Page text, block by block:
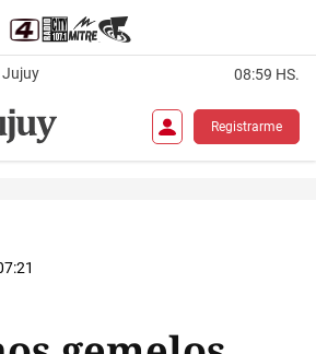
Jujuy 08:59 HS.
Registrarme